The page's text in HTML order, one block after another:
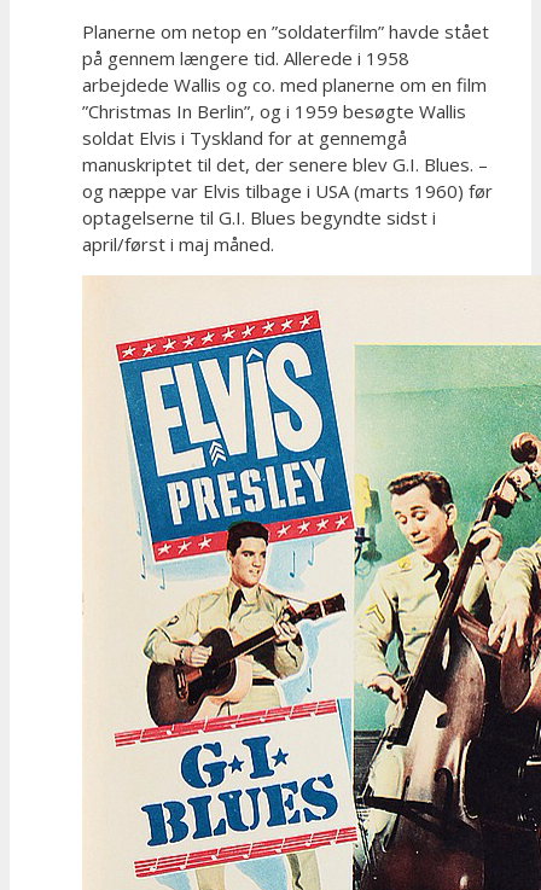
Planerne om netop en ”soldaterfilm” havde stået
på gennem længere tid. Allerede i 1958
arbejdede Wallis og co. med planerne om en film
”Christmas In Berlin”, og i 1959 besøgte Wallis
soldat Elvis i Tyskland for at gennemgå
manuskriptet til det, der senere blev G.I. Blues. –
og næppe var Elvis tilbage i USA (marts 1960) før
optagelserne til G.I. Blues begyndte sidst i
april/først i maj måned.